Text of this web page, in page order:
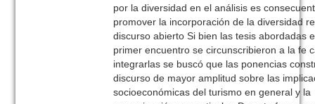
por la diversidad en el análisis es
promover la incorporación de la diversidad
discurso abierto Si bien las tesis abordadas
primer encuentro se circunscribieron a la fe
integrarlas se buscó que las ponencias
discurso de mayor amplitud sobre las
socioeconómicas del turismo en general y la